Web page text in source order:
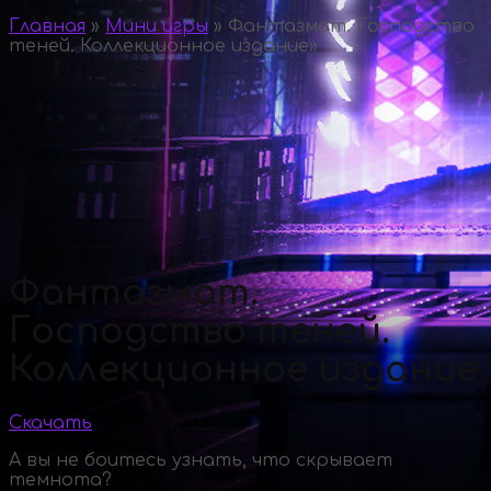
Главная » Мини игры » Фантазмат. Господство
теней. Коллекционное издание»
Фантазмат.
Господство теней.
Коллекционное издание
Скачать
А вы не боитесь узнать, что скрывает
темнота?